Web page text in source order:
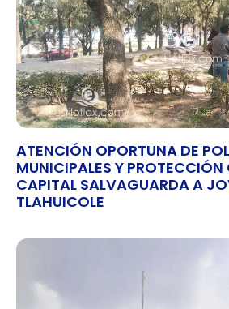
ATENCIÓN OPORTUNA DE
MUNICIPALES Y PROTECCIÓN
CAPITAL SALVAGUARDA A
TLAHUICOLE